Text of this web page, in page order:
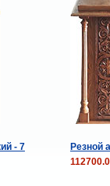
- 7
Резной